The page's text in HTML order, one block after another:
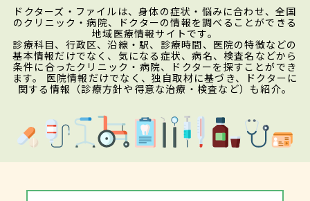
ドクターズ・ファイルは、身体の症状・悩みに合わせ、全国
のクリニック・病院、ドクターの情報を調べることができる
地域医療情報サイトです。
診療科目、行政区、沿線・駅、診療時間、医院の特徴などの
基本情報だけでなく、気になる症状、病名、検査名などから
条件に合ったクリニック・病院、ドクターを探すことができ
ます。 医院情報だけでなく、独自取材に基づき、ドクターに
関する情報（診療方針や得意な治療・検査など）も紹介。